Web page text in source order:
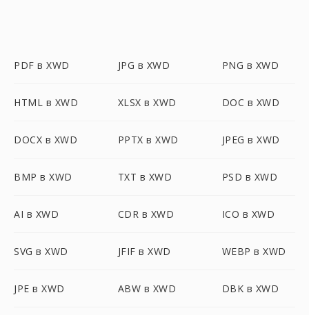
PDF в XWD JPG в XWD PNG в XWD
HTML в XWD XLSX в XWD DOC в XWD
DOCX в XWD PPTX в XWD JPEG в XWD
BMP в XWD TXT в XWD PSD в XWD
AI в XWD CDR в XWD ICO в XWD
SVG в XWD JFIF в XWD WEBP в XWD
JPE в XWD ABW в XWD DBK в XWD